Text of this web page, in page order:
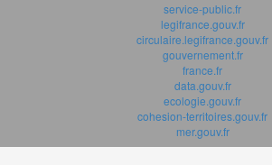
service-public.fr
legifrance.gouv.fr
circulaire.legifrance.gouv.fr
gouvernement.fr
france.fr
data.gouv.fr
ecologie.gouv.fr
cohesion-territoires.gouv.fr
mer.gouv.fr